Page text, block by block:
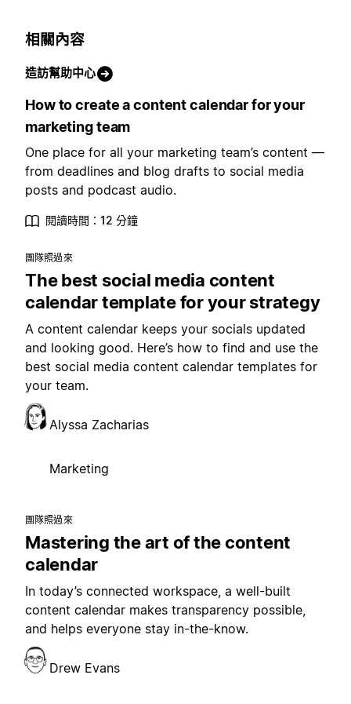
相關內容
造訪幫助中心
How to create a content calendar for your
marketing team
One place for all your marketing team’s content —
from deadlines and blog drafts to social media
posts and podcast audio.
閱讀時間：12 分鐘
團隊照過來
The best social media content
calendar template for your strategy
A content calendar keeps your socials updated
and looking good. Here’s how to find and use the
best social media content calendar templates for
your team.
Alyssa Zacharias
Marketing
團隊照過來
Mastering the art of the content
calendar
In today’s connected workspace, a well-built
content calendar makes transparency possible,
and helps everyone stay in-the-know.
Drew Evans